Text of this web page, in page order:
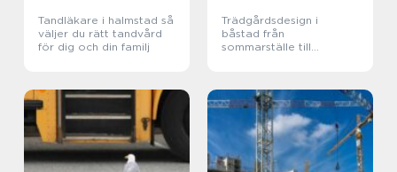
Tandläkare i halmstad så
väljer du rätt tandvård
för dig och din familj
Trädgårdsdesign i
båstad från
sommarställe till